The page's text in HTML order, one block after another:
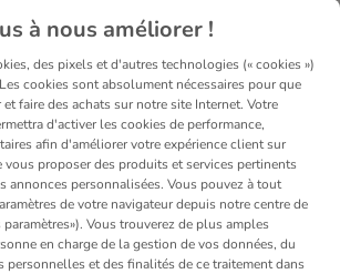
à nous améliorer !
des pixels et d'autres technologies (« cookies »)
cookies sont absolument nécessaires pour que
faire des achats sur notre site Internet. Votre
d'activer les cookies de performance,
afin d'améliorer votre expérience client sur
vous proposer des produits et services pertinents
annonces personnalisées. Vous pouvez à tout
de votre navigateur depuis notre centre de
paramètres»). Vous trouverez de plus amples
en charge de la gestion de vos données, du
personnelles et des finalités de ce traitement dans